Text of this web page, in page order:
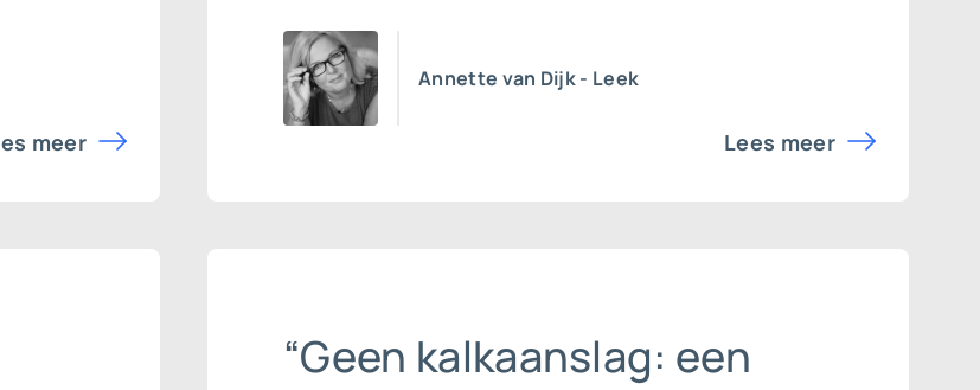
meer
Annette van Dijk - Leek
Lees meer
“Geen kalkaanslag: een